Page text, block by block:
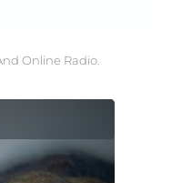
Online Radio.